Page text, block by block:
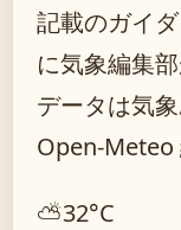
記載のガイ
に気象編集
データは気
Open-Meteo
⛅32°C